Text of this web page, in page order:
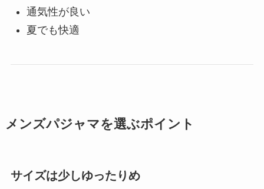
通気性が良い
夏でも快適
メンズパジャマを選ぶポイント
サイズは少しゆったりめ